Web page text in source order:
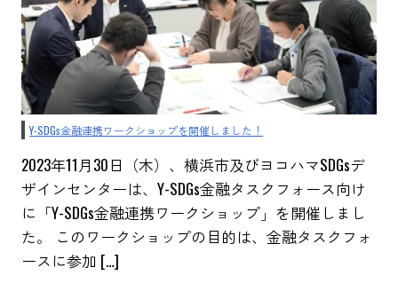
Y-SDGs金融連携ワークショップを開催しました！
2023年11月30日（木）、横浜市及びヨコハマSDGsデ
ザインセンターは、Y-SDGs金融タスクフォース向け
に「Y-SDGs金融連携ワークショップ」を開催しまし
た。 このワークショップの目的は、金融タスクフォ
ースに参加 […]